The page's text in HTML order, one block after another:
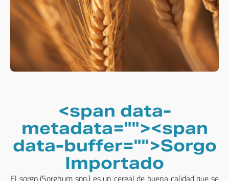
<span data-
metadata=""><span
data-buffer="">Sorgo
Importado
El sorgo (Sorghum spp.) es un cereal de buena calidad que se